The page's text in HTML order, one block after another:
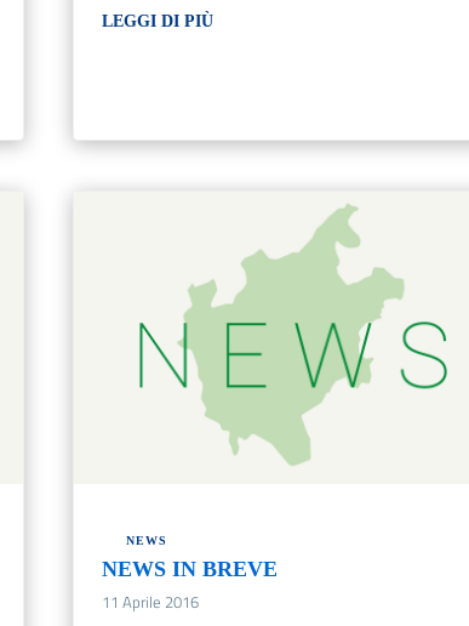
LEGGI DI PIÙ
NEWS
NEWS IN BREVE
11 Aprile 2016